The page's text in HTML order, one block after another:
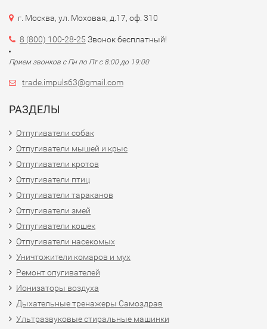
г. Москва, ул. Моховая, д.17, оф. 310
8 (800) 100-28-25 Звонок бесплатный!
Прием звонков с Пн по Пт с 8:00 до 19:00
trade.impuls63@gmail.com
РАЗДЕЛЫ
Отпугиватели собак
Отпугиватели мышей и крыс
Отпугиватели кротов
Отпугиватели птиц
Отпугиватели тараканов
Отпугиватели змей
Отпугиватели кошек
Отпугиватели насекомых
Уничтожители комаров и мух
Ремонт опугивателей
Ионизаторы воздуха
Дыхательные тренажеры Самоздрав
Ультразвуковые стиральные машинки